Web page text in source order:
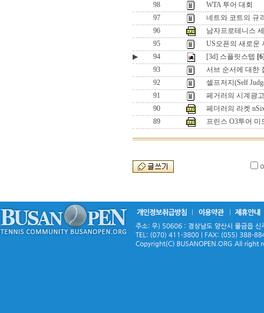
98
WTA 투어 대회
97
네트와 코트의 규
96
남자프로테니스
95
US오픈의 새로운
▶
94 [3d] 스플릿스텝
93
서브 순서에 대한
92
셀프저지(Self
91
페거러의 시계광
90
페더러의 라켓
89
프린스 O3투어 미